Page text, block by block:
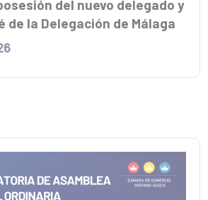
del nuevo delegado y
de la Delegación de Málaga